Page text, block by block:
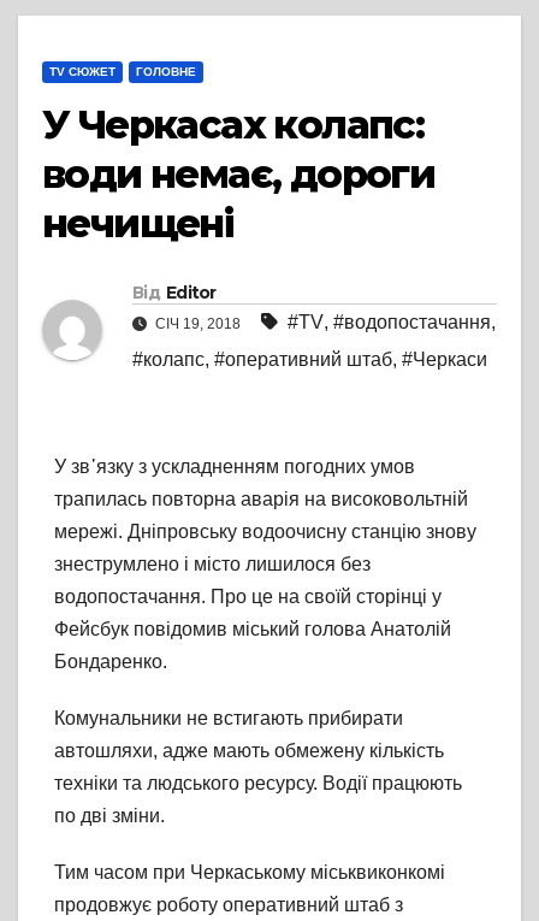
TV СЮЖЕТ ГОЛОВНЕ
У Черкасах колапс:
води немає, дороги
нечищені
Від Editor
СІЧ 19, 2018 #TV, #водопостачання,
#колапс, #оперативний штаб, #Черкаси
У зв᾽язку з ускладненням погодних умов
трапилась повторна аварія на високовольтній
мережі. Дніпровську водоочисну станцію знову
знеструмлено і місто лишилося без
водопостачання. Про це на своїй сторінці у
Фейсбук повідомив міський голова Анатолій
Бондаренко.
Комунальники не встигають прибирати
автошляхи, адже мають обмежену кількість
техніки та людського ресурсу. Водії працюють
по дві зміни.
Тим часом при Черкаському міськвиконкомі
продовжує роботу оперативний штаб з